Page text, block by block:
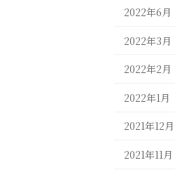
2022年6月
2022年3月
2022年2月
2022年1月
2021年12月
2021年11月